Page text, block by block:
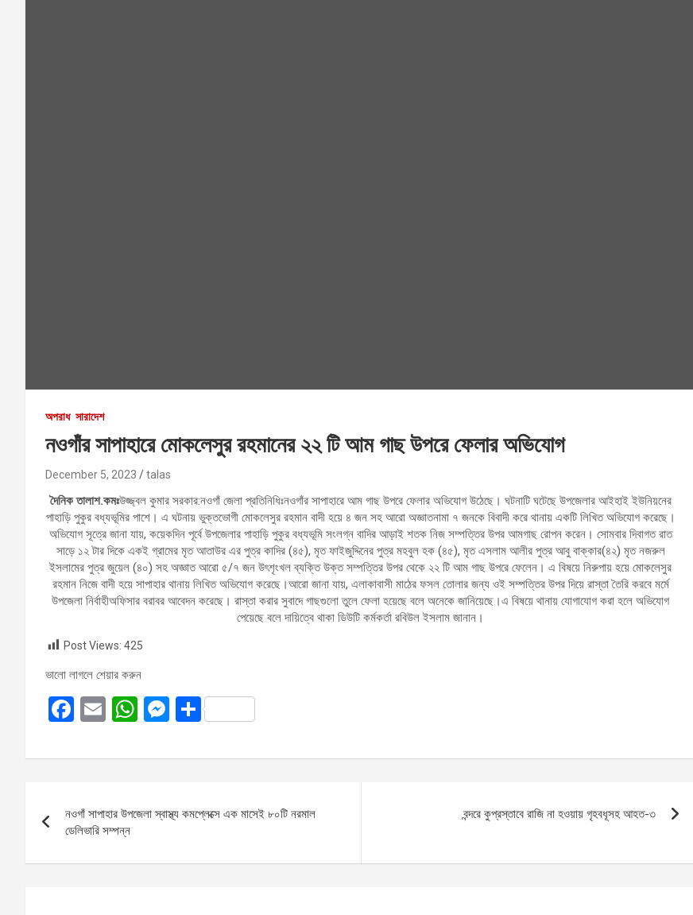
অপরাধ সারাদেশ
নওগাঁর সাপাহারে মোকলেসুর রহমানের ২২ টি আম গাছ উপরে ফেলার অভিযোগ
December 5, 2023 talas
দৈনিক তালাশ.কমঃউজ্জ্বল কুমার সরকার:নওগাঁ জেলা প্রতিনিধিঃনওগাঁর সাপাহারে আম গাছ উপরে ফেলার অভিযোগ উঠেছে। ঘটনাটি ঘটেছে উপজেলার আইহাই ইউনিয়নের
পাহাড়ি পুকুর বধ্যভূমির পাশে। এ ঘটনায় ভুক্তভোগী মোকলেসুর রহমান বাদী হয়ে ৪ জন সহ আরো অজ্ঞাতনামা ৭ জনকে বিবাদী করে থানায় একটি লিখিত অভিযোগ করেছে।
অভিযোগ সূত্রে জানা যায়, কয়েকদিন পূর্বে উপজেলার পাহাড়ি পুকুর বধ্যভূমি সংলগ্ন বাদির আড়াই শতক নিজ সম্পত্তির উপর আমগাছ রোপন করেন। সোমবার দিবাগত রাত
সাড়ে ১২ টার দিকে একই গ্রামের মৃত আতাউর এর পুত্র কাদির (৪৫), মৃত ফাইজুদ্দিনের পুত্র মহবুল হক (৪৫), মৃত এসলাম আলীর পুত্র আবু বাক্কার(৪২) মৃত নজরুল
ইসলামের পুত্র জুয়েল (৪০) সহ অজ্ঞাত আরো ৫/৭ জন উৎশৃংখল ব্যক্তি উক্ত সম্পত্তির উপর থেকে ২২ টি আম গাছ উপরে ফেলেন। এ বিষয়ে নিরুপায় হয়ে মোকলেসুর
রহমান নিজে বাদী হয়ে সাপাহার থানায় লিখিত অভিযোগ করেছে।আরো জানা যায়, এলাকাবাসী মাঠের ফসল তোলার জন্য ওই সম্পত্তির উপর দিয়ে রাস্তা তৈরি করবে মর্মে
উপজেলা নির্বাহীঅফিসার বরাবর আবেদন করেছে। রাস্তা করার সুবাদে গাছগুলো তুলে ফেলা হয়েছে বলে অনেকে জানিয়েছে।এ বিষয়ে থানায় যোগাযোগ করা হলে অভিযোগ
পেয়েছে বলে দায়িত্বে থাকা ডিউটি কর্মকর্তা রবিউল ইসলাম জানান।
Post Views: 425
ভালো লাগলে শেয়ার করুন
F
ce
o
o
k
E
ail
W
at
A
p
M
se
g
S
ar
navigation
নওগাঁ সাপাহার উপজেলা স্বাস্থ্য কমপ্লেক্সে এক মাসেই ৮০টি নরমাল
ডেলিভারি সম্পন্ন
বন্দরে কুপ্রস্তাবে রাজি না হওয়ায় গৃহবধূসহ আহত-৩